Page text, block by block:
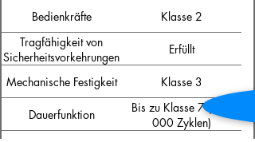
Bedienkräfte
Klasse 2
Tragfähigkeit von
Sicherheitsvorkehrungen
Erfüllt
Mechanische Festigkeit Klasse 3
Dauerfunktion
Bis zu Klasse 7 (500
000 Zyklen)